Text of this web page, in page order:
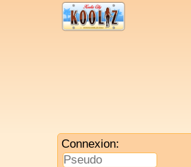
Connexion: